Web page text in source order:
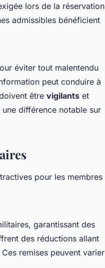
lors de la réservation
admissibles bénéficient
éviter tout malentendu
peut conduire à
être vigilants et
différence notable sur
pour les membres
garantissant des
des réductions allant
remises peuvent varier